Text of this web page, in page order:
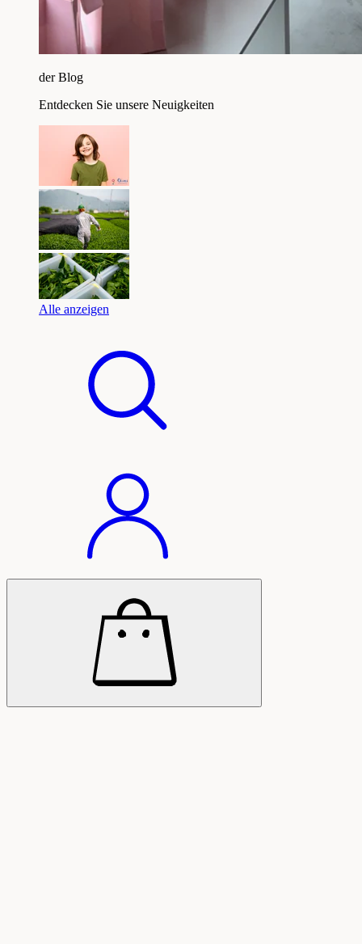
der Blog
Entdecken Sie unsere Neuigkeiten
Alle anzeigen